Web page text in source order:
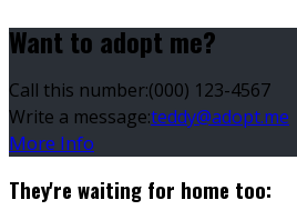
Want to adopt me?
Call this number:(000) 123-4567
Write a message:teddy@adopt.me
More Info
They're waiting for home too: